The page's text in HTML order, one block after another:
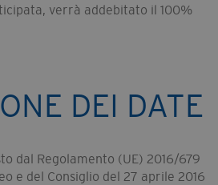
verrà addebitato il 100%
DEI DATE
dal Regolamento (UE) 2016/679
e del Consiglio del 27 aprile 2016